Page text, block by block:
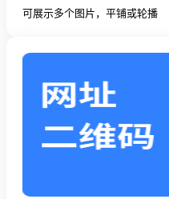
可展示多个图片，平铺或轮播